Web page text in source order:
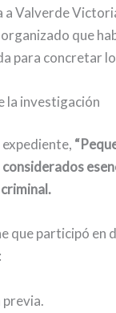
a Valverde
que
para concretar
la investigación
que participó en
previa.